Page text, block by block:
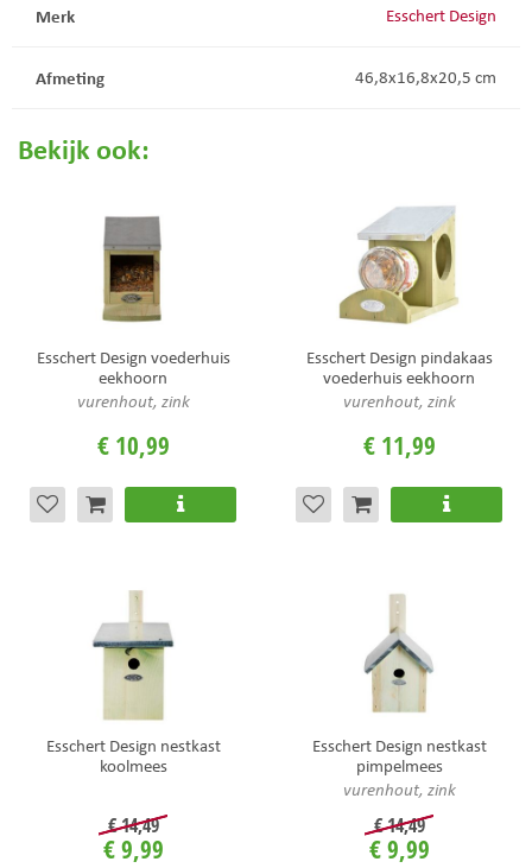
Merk Esschert Design
Afmeting 46,8x16,8x20,5 cm
Bekijk ook:
Esschert Design voederhuis
eekhoorn
vurenhout, zink
€ 10,99
Esschert Design pindakaas
voederhuis eekhoorn
vurenhout, zink
€ 11,99
Esschert Design nestkast
koolmees
€14,49
€9,99
Esschert Design nestkast
pimpelmees
vurenhout, zink
€14,49
€9,99